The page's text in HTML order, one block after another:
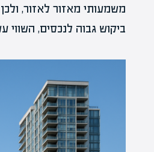
משמעותי מאזור לאזור,
ביקוש גבוה לנכסים, השווי